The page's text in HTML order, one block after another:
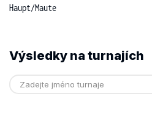
Haupt/Maute
Výsledky na turnajích